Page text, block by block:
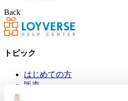
Back
トピック
はじめての方
販売